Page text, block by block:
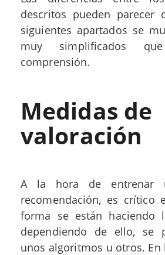
descritos pueden parecer
siguientes apartados se
muy simplificados
comprensión.
Medidas de
valoración
A la hora de entrenar
recomendación, es crítico
forma se están haciendo
dependiendo de ello, se
unos algoritmos u otros. En